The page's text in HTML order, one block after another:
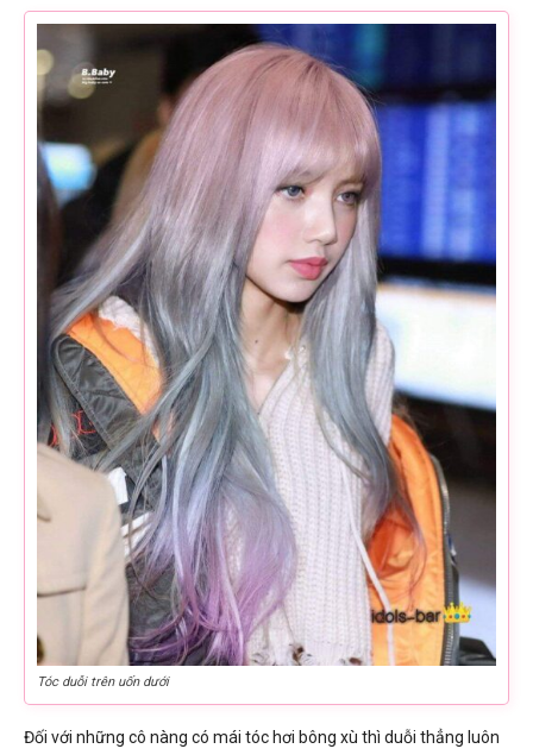
Tóc duỗi trên uốn dưới
Đối với những cô nàng có mái tóc hơi bông xù thì duỗi thẳng luôn